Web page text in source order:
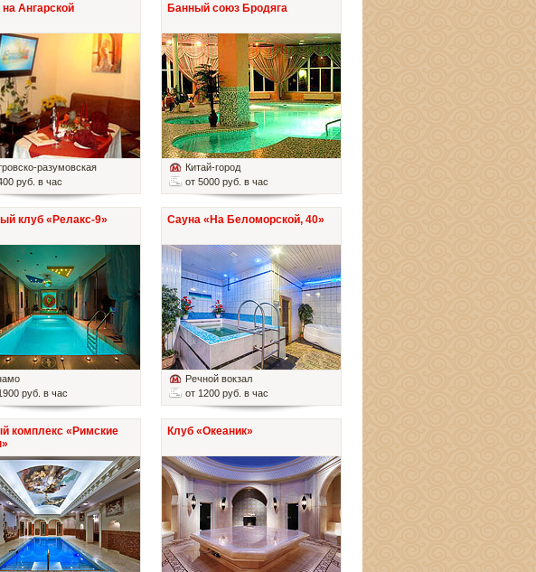
Ангарской
разумовская
руб. в час
Банный союз Бродяга
Китай-город
от 5000 руб. в час
клуб «Релакс-9»
руб. в час
Сауна «На Беломорской, 40»
Речной вокзал
от 1200 руб. в час
комплекс «Римские
Клуб «Океаник»